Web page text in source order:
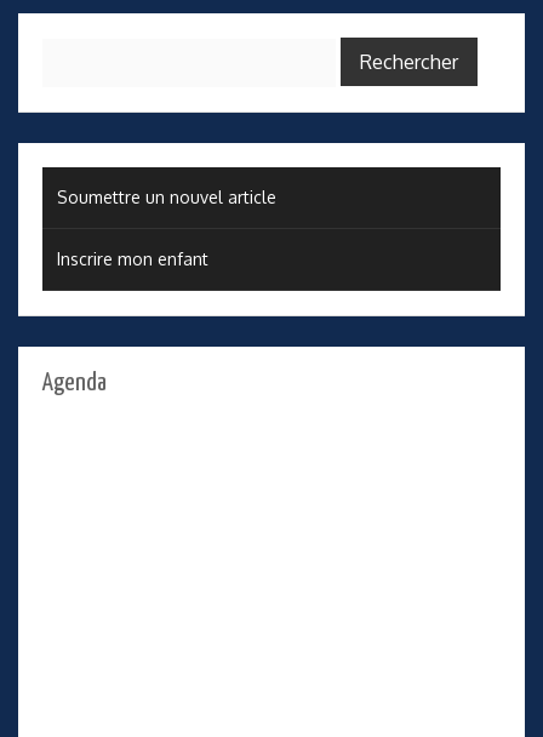
Soumettre un nouvel article
Inscrire mon enfant
Agenda